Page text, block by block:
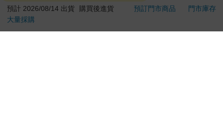
退換貨須知：
**提醒您，鑑賞期不等於試用期，退回商品須為全新狀態**
依據「消費者保護法」第19條及行政院消費者保護處公告之
預計 2026/08/14 出貨
購買後進貨 預訂門市商品
門市庫存
大量採購